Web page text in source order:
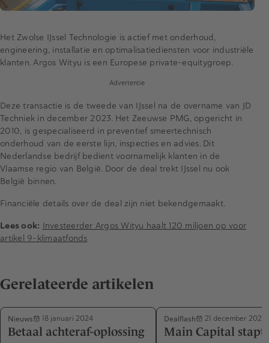
Het Zwolse IJssel Technologie is actief met onderhoud,
engineering, installatie en optimalisatiediensten voor industriële
klanten. Argos Wityu is een Europese private-equitygroep.
Advertentie
Deze transactie is de tweede van IJssel na de overname van JD
Techniek in december 2023. Het Zeeuwse PMG, opgericht in
2010, is gespecialiseerd in preventief smeertechnisch
onderhoud van de eerste lijn, inspecties en advies. Dit
Nederlandse bedrijf bedient voornamelijk klanten in de
Vlaamse regio van België. Door de deal trekt IJssel nu ook
België binnen.
Financiële details over de deal zijn niet bekendgemaakt.
Lees ook: Investeerder Argos Wityu haalt 120 miljoen op voor
artikel 9-klimaatfonds
Gerelateerde artikelen
Nieuws 18 januari 2024
Betaal achteraf-oplossing
Dealflash 21 december 2023
Main Capital stapt